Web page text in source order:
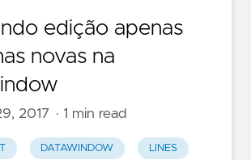
edição apenas
novas na
2017 · 1 min read
DATAWINDOW LINES